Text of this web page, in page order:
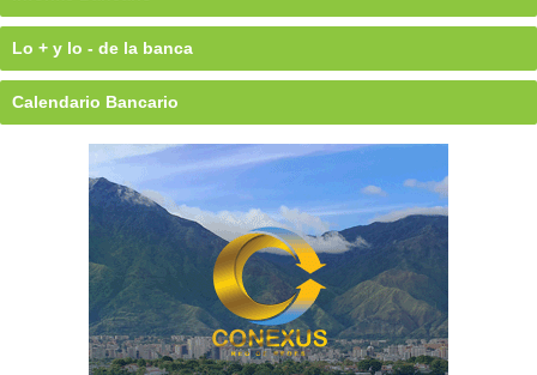
Lo + y lo - de la banca
Calendario Bancario